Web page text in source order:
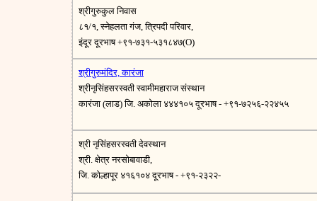
श्रीगुरुकुल निवास
८१/१, स्नेहलता गंज, त्रिपदी परिवार,
इंदूर दूरभाष +९१-७३१-५३१८४७(O)
श्रीगुरुमंदिर, कारंजा
श्रीनृसिंहसरस्वती स्वामीमहाराज संस्थान
कारंजा (लाड) जि. अकोला ४४४१०५ दूरभाष - +९१-७२५६-२२४५५
श्री नृसिंहसरस्वती देवस्थान
श्री. क्षेत्र नरसोबावाडी,
जि. कोल्हापूर ४१६१०४ दूरभाष - +९१-२३२२-